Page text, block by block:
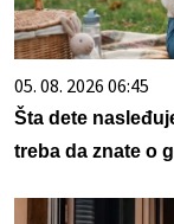
05. 08. 2026 06:45
Šta dete
treba da znate o